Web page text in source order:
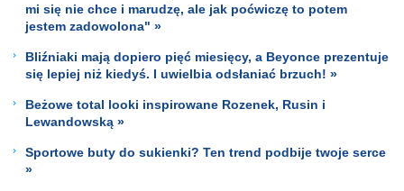
mi się nie chce i marudzę, ale jak poćwiczę to potem
jestem zadowolona" »
Bliźniaki mają dopiero pięć miesięcy, a Beyonce prezentuje
się lepiej niż kiedyś. I uwielbia odsłaniać brzuch! »
Beżowe total looki inspirowane Rozenek, Rusin i
Lewandowską »
Sportowe buty do sukienki? Ten trend podbije twoje serce
»